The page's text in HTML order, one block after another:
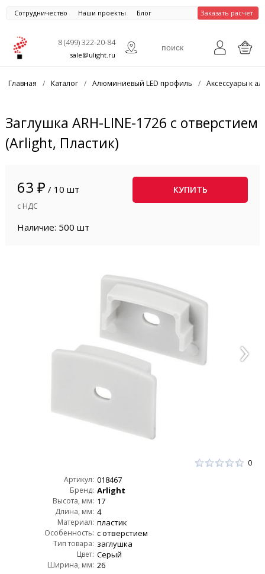
Сотрудничество Наши проекты Блог Заказать расчет
8 (499) 322-20-84
sale@ulight.ru
Главная / Каталог / Алюминиевый LED профиль / Аксессуары к
Заглушка ARH-LINE-1726 с отверстием
(Arlight, Пластик)
63 ₽ / 10 шт
с НДС
КУПИТЬ
Наличие: 500 шт
0
Артикул: 018467
Бренд: Arlight
Высота, мм: 17
Длина, мм: 4
Материал: пластик
Особенность: с отверстием
Тип товара: заглушка
Цвет: Серый
Ширина, мм: 26